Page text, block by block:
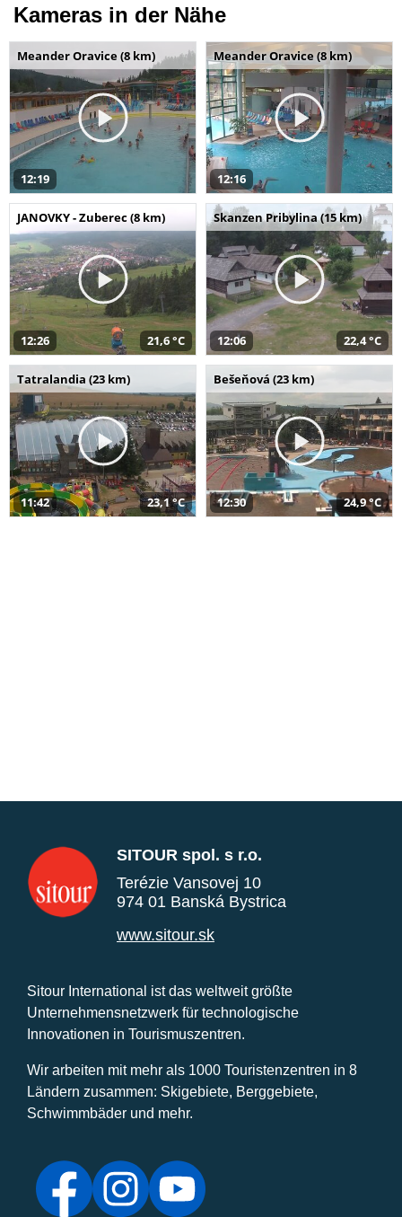
Kameras in der Nähe
Meander Oravice (8 km)
12:19
Meander Oravice (8 km)
12:16
JANOVKY - Zuberec (8 km)
12:26 21,6 °C
Skanzen Pribylina (15 km)
12:06 22,4 °C
Tatralandia (23 km)
11:42 23,1 °C
Bešeňová (23 km)
12:30 24,9 °C
SITOUR spol. s r.o.
Terézie Vansovej 10
974 01 Banská Bystrica
www.sitour.sk
Sitour International ist das weltweit größte
Unternehmensnetzwerk für technologische
Innovationen in Tourismuszentren.
Wir arbeiten mit mehr als 1000 Touristenzentren in 8
Ländern zusammen: Skigebiete, Berggebiete,
Schwimmbäder und mehr.